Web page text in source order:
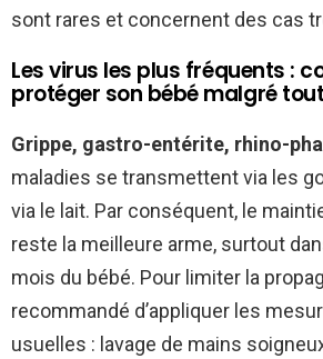
sont rares et concernent des cas
Les virus les plus fréquents :
protéger son bébé malgré tout
Grippe, gastro-entérite, rhino-
maladies se transmettent via les
via le lait. Par conséquent, le
reste la meilleure arme, surtout
mois du bébé. Pour limiter la
recommandé d’appliquer les
usuelles : lavage de mains